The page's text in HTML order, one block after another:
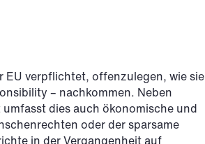
verpflichtet, offenzulegen, wie sie
– nachkommen. Neben
dies auch ökonomische und
oder der sparsame
in der Vergangenheit auf